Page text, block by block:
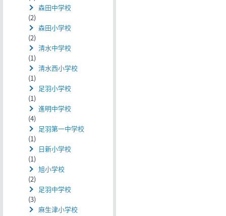
森田中学校
(2)
森田小学校
(2)
清水中学校
(1)
清水西小学校
(1)
足羽小学校
(1)
進明中学校
(4)
足羽第一中学校
(1)
日新小学校
(1)
旭小学校
(2)
足羽中学校
(3)
麻生津小学校